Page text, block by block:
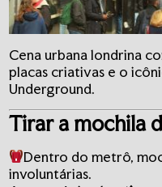
Cena urbana londrina
placas criativas e o
Underground.
Tirar a mochila
Dentro do metrô,
involuntárias.